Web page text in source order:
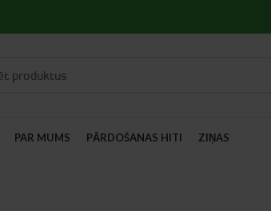
PAR MUMS PĀRDOŠANAS HITI ZIŅAS